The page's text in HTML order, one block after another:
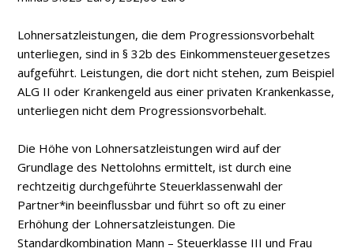
Lohnersatzleistungen, die dem Progressionsvorbehalt
unterliegen, sind in § 32b des Einkommensteuergesetzes
aufgeführt. Leistungen, die dort nicht stehen, zum Beispiel
ALG II oder Krankengeld aus einer privaten Krankenkasse,
unterliegen nicht dem Progressionsvorbehalt.
Die Höhe von Lohnersatzleistungen wird auf der
Grundlage des Nettolohns ermittelt, ist durch eine
rechtzeitig durchgeführte Steuerklassenwahl der
Partner*in beeinflussbar und führt so oft zu einer
Erhöhung der Lohnersatzleistungen. Die
Standardkombination Mann – Steuerklasse III und Frau